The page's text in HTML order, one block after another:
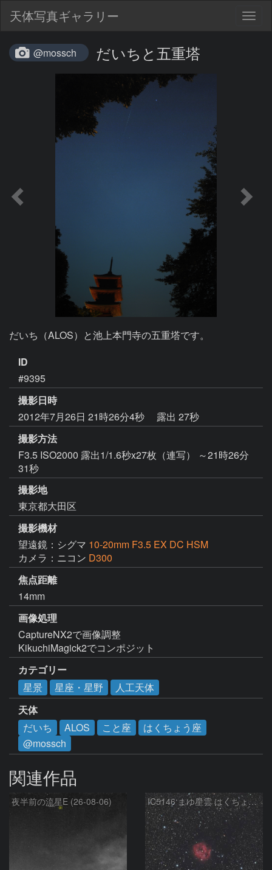
天体写真ギャラリー
@mossch だいちと五重塔
だいち（ALOS）と池上本門寺の五重塔です。
ID
#9395
撮影日時
2012年7月26日 21時26分4秒
露出 27秒
撮影方法
F3.5 ISO2000 露出1/1.6秒x27枚（連写） ～21時26分
31秒
撮影地
東京都大田区
撮影機材
望遠鏡：シグマ 10-20mm F3.5 EX DC HSM
カメラ：ニコン D300
焦点距離
14mm
画像処理
CaptureNX2で画像調整
KikuchiMagick2でコンポジット
カテゴリー
星景
星座・星野
人工天体
天体
だいち
ALOS こと座
はくちょう座
@mossch
関連作品
夜半前の流星E (26-08-06) IC5146 まゆ星雲 はくちょう座